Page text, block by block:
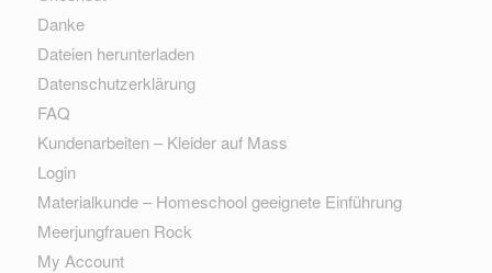
Danke
Dateien herunterladen
Datenschutzerklärung
FAQ
Kundenarbeiten – Kleider auf Mass
Login
Materialkunde – Homeschool geeignete Einführung
Meerjungfrauen Rock
My Account